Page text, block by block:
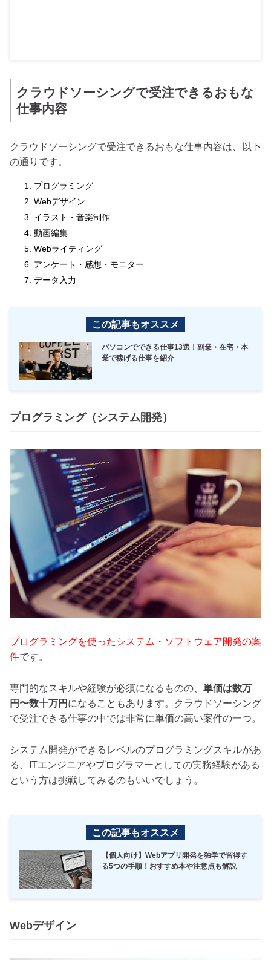
クラウドソーシングで受注できるおもな
仕事内容
クラウドソーシングで受注できるおもな仕事内容は、以下
の通りです。
プログラミング
Webデザイン
イラスト・音楽制作
動画編集
Webライティング
アンケート・感想・モニター
データ入力
この記事もオススメ
パソコンでできる仕事13選！副業・在宅・本
業で稼げる仕事を紹介
プログラミング（システム開発）
プログラミングを使ったシステム・ソフトウェア開発の案
件です。
専門的なスキルや経験が必須になるものの、 単価は数万
円〜数十万円 になることもあります。クラウドソーシング
で受注できる仕事の中では非常に単価の高い案件の一つ。
システム開発ができるレベルのプログラミングスキルがあ
る、ITエンジニアやプログラマーとしての実務経験がある
という方は挑戦してみるのもいいでしょう。
この記事もオススメ
【個人向け】Webアプリ開発を独学で習得す
る5つの手順！おすすめ本や注意点も解説
Webデザイン